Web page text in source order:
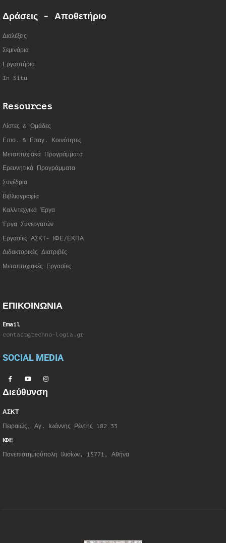
Δράσεις - Αποθετήριο
Διαλέξεις
Σεμινάρια
Εργαστήρια
In Situ
Resources
Λίστες & Ομάδες
Επισ. & Επαγ. Κοινότητες
Μεταπτυχιακά Προγράμματα
Ερευνητικά Προγράμματα
Συνέδρια
Βιβλιογραφία
Καλλιτεχνικά Έργα
Έργα Συνεργατών
Εργασίες ΑΣΚΤ- ΙΦΕ/ΕΚΠΑ
Διδακτορικές Διατριβές
Μεταπτυχιακές Εργασίες
ΕΠΙΚΟΙΝΩΝΙΑ
Email
contact@techno-logia.gr
SOCIAL MEDIA
Διεύθυνση
ΑΣΚΤ
Πειραιώς, Αγ. Ιωάννης Ρέντης 182 33
ΙΦΕ
Πανεπιστημιούπολη Ιλισίων, 15771, Αθήνα